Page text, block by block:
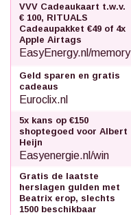
VVV Cadeaukaart t.w.v.
€ 100, RITUALS
Cadeaupakket €49 of 4x
Apple Airtags
EasyEnergy.nl/memory
Geld sparen en gratis
cadeaus
Euroclix.nl
5x kans op €150
shoptegoed voor Albert
Heijn
Easyenergie.nl/win
Gratis de laatste
herslagen gulden met
Beatrix erop, slechts
1500 beschikbaar